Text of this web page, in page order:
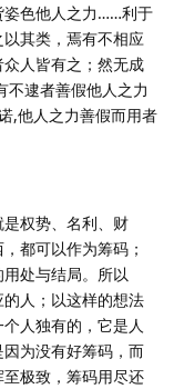
姿色他人之力……利于
其类，焉有不相应
人皆有之；然无成
不逮者善假他人之力
,他人之力善假而用者
权势、名利、财
都可以作为筹码；
处与结局。所以
人；以这样的想法
人独有的，它是人
为没有好筹码，而
极致，筹码用尽还